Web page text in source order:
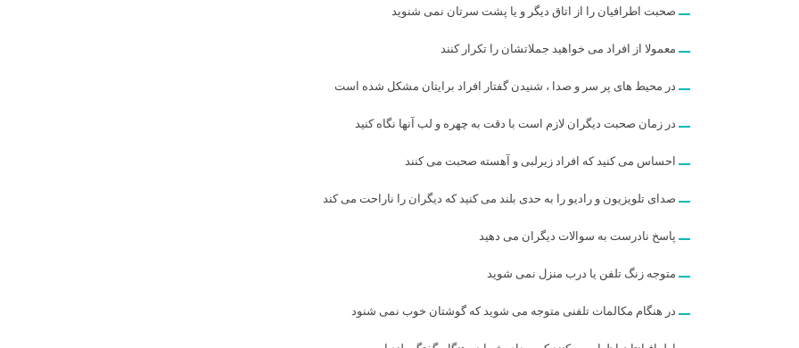
صحبت اطرافیان را از اتاق دیگر و یا پشت سرتان نمی شنوید
معمولا از افراد می خواهید جملاتشان را تکرار کنند
در محیط های پر سر و صدا ، شنیدن گفتار افراد برایتان مشکل شده است
در زمان صحبت دیگران لازم است با دقت به چهره و لب آنها نگاه کنید
احساس می کنید که افراد زیرلبی و آهسته صحبت می کنند
صدای تلویزیون و رادیو را به حدی بلند می کنید که دیگران را ناراحت می کند
پاسخ نادرست به سوالات دیگران می دهید
متوجه زنگ تلفن یا درب منزل نمی شوید
در هنگام مکالمات تلفنی متوجه می شوید که گوشتان خوب نمی شنود